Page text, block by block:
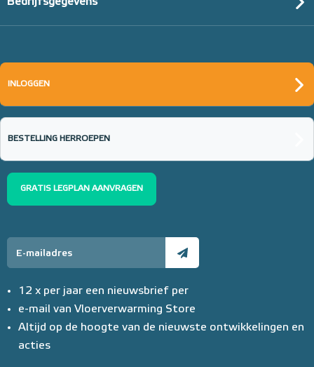
10 m² / 1200 Watt Aanvulset
Adviesprijs
INLOGGEN
BESTELLING HERROEPEN
GRATIS LEGPLAN AANVRAGEN
12 x per jaar een nieuwsbrief per
e-mail van Vloerverwarming Store
Altijd op de hoogte van de nieuwste ontwikkelingen en
acties